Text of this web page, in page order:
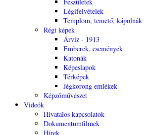
Légifelvételek
Templom, temető, kápolnák
Régi képek
Árvíz - 1913
Emberek, események
Katonák
Képeslapok
Térképek
Jégkorong emlékek
Képzőművészet
Videók
Hivatalos kapcsolatok
Dokumentumfilmek
Hírek